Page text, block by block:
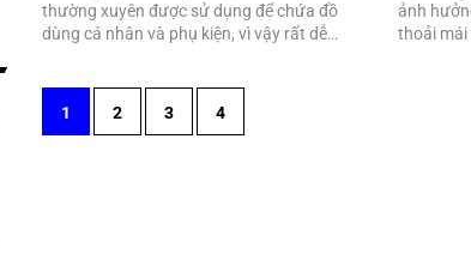
thường xuyên được sử dụng để chứa đồ
dùng cá nhân và phụ kiện, vì vậy rất dễ…
ảnh
thoải mái
1 2 3 4